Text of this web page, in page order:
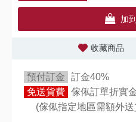
加
收藏商品
預付訂金
訂金40%
免送貨費 傢俬訂單折實
(傢俬指定地區需額外送